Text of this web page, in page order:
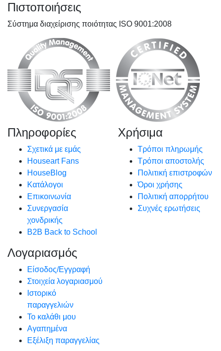
Πιστοποιήσεις
Σύστημα διαχείρισης ποιότητας ISO 9001:2008
Πληροφορίες
Σχετικά με εμάς
Houseart Fans
HouseBlog
Κατάλογοι
Επικοινωνία
Συνεργασία
χονδρικής
B2B Back to School
Χρήσιμα
Τρόποι πληρωμής
Τρόποι αποστολής
Πολιτική επιστροφών
Όροι χρήσης
Πολιτική απορρήτου
Συχνές ερωτήσεις
Λογαριασμός
Είσοδος/Εγγραφή
Στοιχεία λογαριασμού
Ιστορικό
παραγγελιών
Το καλάθι μου
Αγαπημένα
Εξέλιξη παραγγελίας